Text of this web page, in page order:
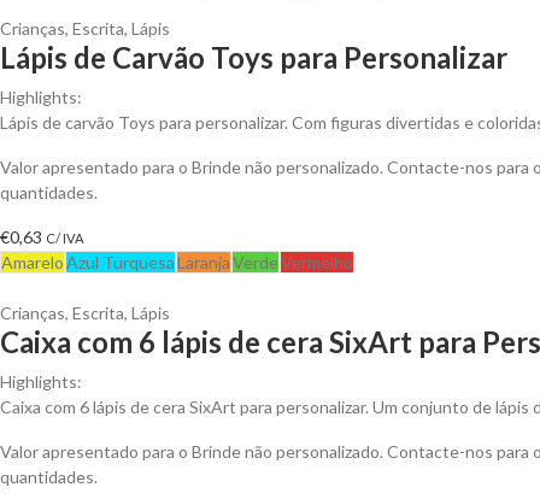
Crianças, Escrita, Lápis
Lápis de Carvão Toys para Personalizar
Highlights:
Lápis de carvão Toys para personalizar. Com figuras divertidas e
Valor apresentado para o Brinde não personalizado. Contacte-nos
quantidades.
€0,63 C/ IVA
AmareloAzul TurquesaLaranjaVerdeVermelho
Crianças, Escrita, Lápis
Caixa com 6 lápis de cera SixArt para
Highlights:
Caixa com 6 lápis de cera SixArt para personalizar. Um conjunto de
Valor apresentado para o Brinde não personalizado. Contacte-nos
quantidades.